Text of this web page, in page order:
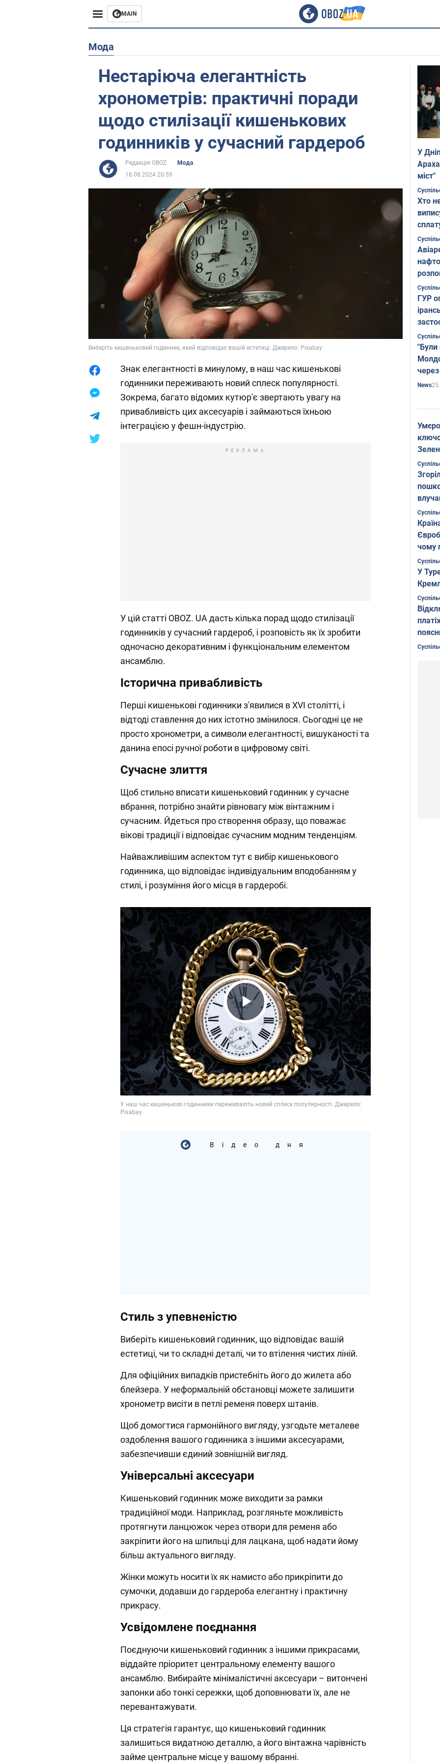
MAIN
Життя
Лайфхаки
Мода
Нестаріюча елегантність
хронометрів: практичні поради
щодо стилізації кишенькових
годинників у сучасний гардероб
Редакція OBOZ
Мода
18.08.2024 20:59
Виберіть кишеньковий годинник, який відповідає вашій естетиці. Джерело: Pixabay
Знак елегантності в минулому, в наш час кишенькові
годинники переживають новий сплеск популярності.
Зокрема, багато відомих кутюр'є звертають увагу на
привабливість цих аксесуарів і займаються їхньою
інтеграцією у фешн-індустрію.
РЕКЛАМА
У цій статті OBOZ. UA дасть кілька порад щодо стилізації
годинників у сучасний гардероб, і розповість як їх зробити
одночасно декоративним і функціональним елементом
ансамблю.
Історична привабливість
Перші кишенькові годинники з'явилися в XVI столітті, і
відтоді ставлення до них істотно змінилося. Сьогодні це не
просто хронометри, а символи елегантності, вишуканості та
данина епосі ручної роботи в цифровому світі.
Сучасне злиття
Щоб стильно вписати кишеньковий годинник у сучасне
вбрання, потрібно знайти рівновагу між вінтажним і
сучасним. Йдеться про створення образу, що поважає
вікові традиції і відповідає сучасним модним тенденціям.
Найважливішим аспектом тут є вибір кишенькового
годинника, що відповідає індивідуальним вподобанням у
стилі, і розуміння його місця в гардеробі.
Play
Video
Відео дня
Стиль з упевненістю
Виберіть кишеньковий годинник, що відповідає вашій
естетиці, чи то складні деталі, чи то втілення чистих ліній.
Для офіційних випадків пристебніть його до жилета або
блейзера. У неформальній обстановці можете залишити
хронометр висіти в петлі ременя поверх штанів.
Щоб домогтися гармонійного вигляду, узгодьте металеве
оздоблення вашого годинника з іншими аксесуарами,
забезпечивши єдиний зовнішній вигляд.
Універсальні аксесуари
Кишеньковий годинник може виходити за рамки
традиційної моди. Наприклад, розгляньте можливість
протягнути ланцюжок через отвори для ременя або
закріпити його на шпильці для лацкана, щоб надати йому
більш актуального вигляду.
Жінки можуть носити їх як намисто або прикріпити до
сумочки, додавши до гардероба елегантну і практичну
прикрасу.
Усвідомлене поєднання
Поєднуючи кишеньковий годинник з іншими прикрасами,
віддайте пріоритет центральному елементу вашого
ансамблю. Вибирайте мінімалістичні аксесуари – витончені
запонки або тонкі сережки, щоб доповнювати їх, але не
перевантажувати.
Ця стратегія гарантує, що кишеньковий годинник
залишиться видатною деталлю, а його вінтажна чарівність
займе центральне місце у вашому вбранні.
У
міст"
Хто
ГУР
"Були
News
Фото
чому
У